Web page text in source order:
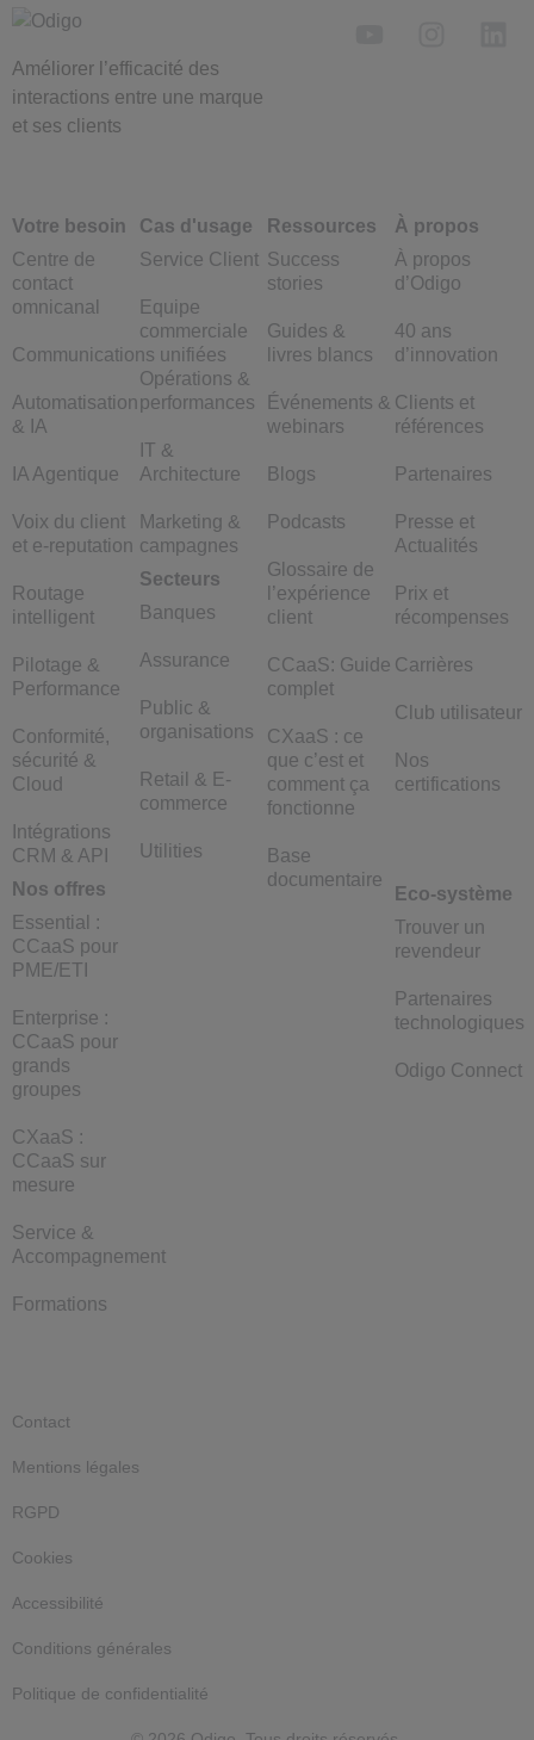
Améliorer l’efficacité des
interactions entre une marque
et ses clients
Votre besoin
Centre de
contact
omnicanal
Communications unifiées
Automatisation
& IA
IA Agentique
Voix du client
et e-reputation
Routage
intelligent
Pilotage &
Performance
Conformité,
sécurité &
Cloud
Intégrations
CRM & API
Nos offres
Essential :
CCaaS pour
PME/ETI
Enterprise :
CCaaS pour
grands
groupes
CXaaS :
CCaaS sur
mesure
Service &
Accompagnement
Formations
Cas d'usage
Service Client
Equipe
commerciale
Opérations &
performances
IT &
Architecture
Marketing &
campagnes
Secteurs
Banques
Assurance
Public &
organisations
Retail & E-
commerce
Utilities
Ressources
Success
stories
Guides &
livres blancs
Événements &
webinars
Blogs
Podcasts
Glossaire de
l’expérience
client
CCaaS: Guide
complet
CXaaS : ce
que c’est et
comment ça
fonctionne
Base
documentaire
À propos
À propos
d’Odigo
40 ans
d’innovation
Clients et
références
Partenaires
Presse et
Actualités
Prix et
récompenses
Carrières
Club utilisateur
Nos
certifications
Eco-système
Trouver un
revendeur
Partenaires
technologiques
Odigo Connect
Contact
Mentions légales
RGPD
Cookies
Accessibilité
Conditions générales
Politique de confidentialité